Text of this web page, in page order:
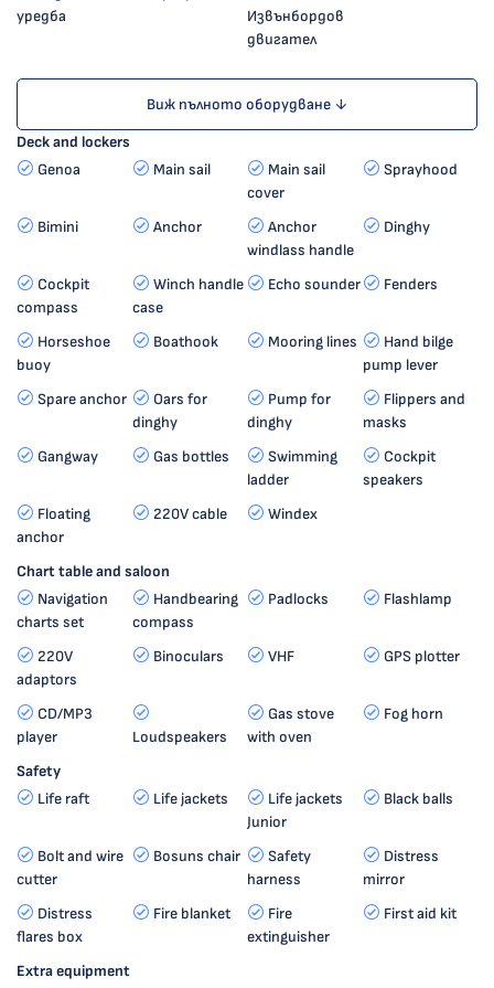
уредба
Извънбордов
двигател
Виж пълното оборудване ↓
Deck and lockers
Genoa
Main sail
Main sail
cover
Sprayhood
Bimini Anchor
Anchor
windlass handle
Dinghy
Cockpit
compass
Winch handle
case
Echo sounder Fenders
Horseshoe
buoy
Boathook Mooring lines
Hand bilge
pump lever
Spare anchor
Oars for
dinghy
Pump for
dinghy
Flippers and
masks
Gangway
Gas bottles
Swimming
ladder
Cockpit
speakers
Floating
anchor
220V cable Windex
Chart table and saloon
Navigation
charts set
Handbearing
compass
Padlocks Flashlamp
220V
adaptors
Binoculars VHF GPS plotter
CD/MP3
player
Loudspeakers
Gas stove
with oven
Fog horn
Safety
Life raft
Life jackets
Life jackets
Junior
Black balls
Bolt and wire
cutter
Bosuns chair
Safety
harness
Distress
mirror
Distress
flares box
Fire blanket
Fire
extinguisher
First aid kit
Extra equipment